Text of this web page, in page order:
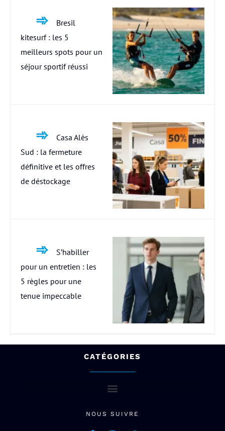
Bresil
kitesurf : les 5
meilleurs spots pour un
séjour sportif réussi
Casa Alès
Sud : la fermeture
définitive et les offres
de déstockage
S’habiller
pour un entretien : les
5 règles pour une
tenue impeccable
CATÉGORIES
NOUS SUIVRE